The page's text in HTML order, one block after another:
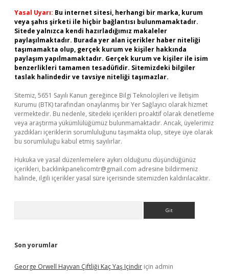
Yasal Uyarı: Bu internet sitesi, herhangi bir marka, kurum
veya şahıs şirketi ile hiçbir bağlantısı bulunmamaktadır.
Sitede yalnızca kendi hazırladığımız makaleler
paylaşılmaktadır. Burada yer alan içerikler haber niteliği
taşımamakta olup, gerçek kurum ve kişiler hakkında
paylaşım yapılmamaktadır. Gerçek kurum ve kişiler ile isim
benzerlikleri tamamen tesadüfidir. Sitemizdeki bilgiler
taslak halindedir ve tavsiye niteliği taşımazlar.
Sitemiz, 5651 Sayılı Kanun gereğince Bilgi Teknolojileri ve İletişim
Kurumu (BTK) tarafından onaylanmış bir Yer Sağlayıcı olarak hizmet
vermektedir. Bu nedenle, sitedeki içerikleri proaktif olarak denetleme
veya araştırma yükümlülüğümüz bulunmamaktadır. Ancak, üyelerimiz
yazdıkları içeriklerin sorumluluğunu taşımakta olup, siteye üye olarak
bu sorumluluğu kabul etmiş sayılırlar.
Hukuka ve yasal düzenlemelere aykırı olduğunu düşündüğünüz
içerikleri, backlinkpanelicomtr@gmail.com adresine bildirmeniz
halinde, ilgili içerikler yasal süre içerisinde sitemizden kaldırılacaktır.
Son yorumlar
George Orwell Hayvan Çiftliği Kaç Yaş Içindir için admin